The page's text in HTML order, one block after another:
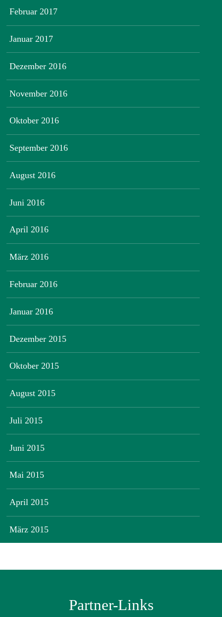
Februar 2017
Januar 2017
Dezember 2016
November 2016
Oktober 2016
September 2016
August 2016
Juni 2016
April 2016
März 2016
Februar 2016
Januar 2016
Dezember 2015
Oktober 2015
August 2015
Juli 2015
Juni 2015
Mai 2015
April 2015
März 2015
Partner-Links